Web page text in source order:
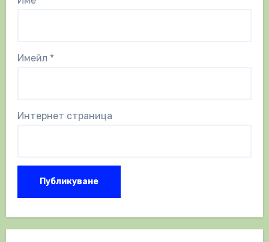
Имейл *
Интернет страница